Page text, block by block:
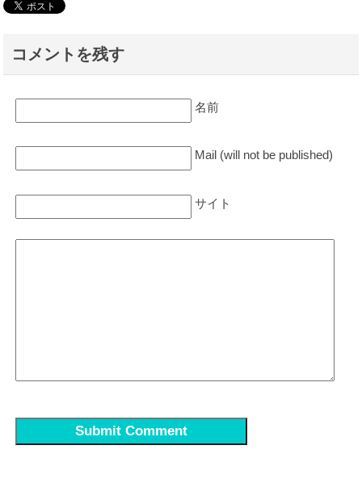
コメントを残す
名前
Mail (will not be published)
サイト